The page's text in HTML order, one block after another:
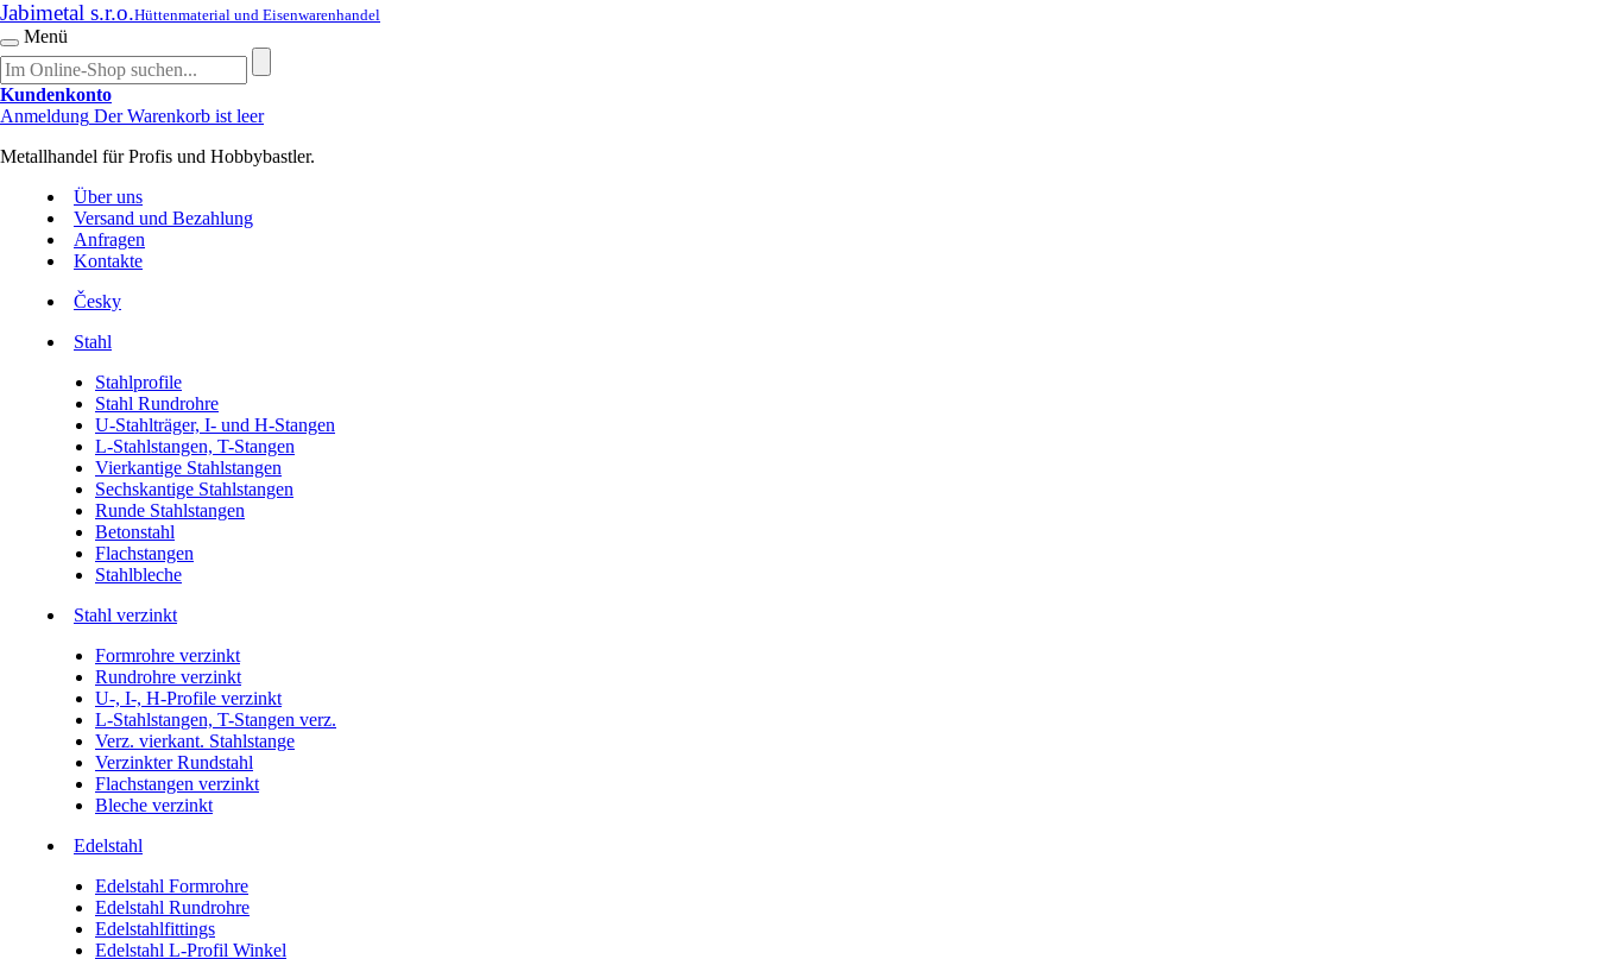
Jabimetal s.r.o.Hüttenmaterial und Eisenwarenhandel
Menü
Kundenkonto
Anmeldung Der Warenkorb ist leer
Metallhandel für Profis und Hobbybastler.
Über uns
Versand und Bezahlung
Anfragen
Kontakte
Česky
Stahl
Stahlprofile
Stahl Rundrohre
U-Stahlträger, I- und H-Stangen
L-Stahlstangen, T-Stangen
Vierkantige Stahlstangen
Sechskantige Stahlstangen
Runde Stahlstangen
Betonstahl
Flachstangen
Stahlbleche
Stahl verzinkt
Formrohre verzinkt
Rundrohre verzinkt
U-, I-, H-Profile verzinkt
L-Stahlstangen, T-Stangen verz.
Verz. vierkant. Stahlstange
Verzinkter Rundstahl
Flachstangen verzinkt
Bleche verzinkt
Edelstahl
Edelstahl Formrohre
Edelstahl Rundrohre
Edelstahlfittings
Edelstahl L-Profil Winkel